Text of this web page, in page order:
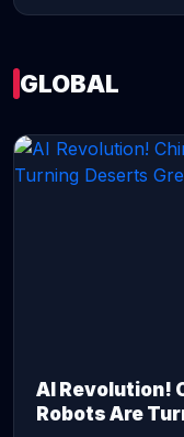
GLOBAL
AI Revolution!
Robots Are